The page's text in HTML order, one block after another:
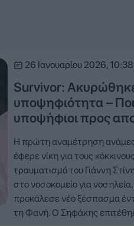
26 Ιανουαρίου 2026, 10:38
Survivor:
υποψηφιότητα –
υποψήφιοι προς
Η πρώτη αναμέτρηση
έφερε νίκη για τους
τραυματισμό του Γιάννη
στο νοσοκομείο για
προκάλεσε νέο ξέσπασμα
τη Φανή. Ο Σηφάκης